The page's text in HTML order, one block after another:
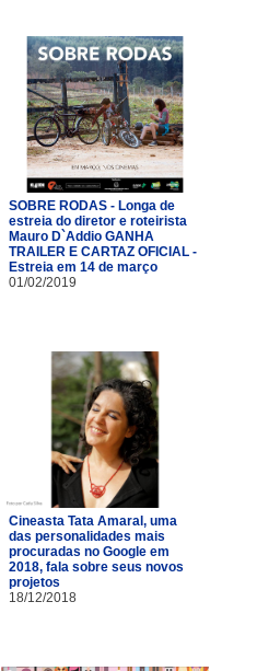
SOBRE RODAS - Longa de
estreia do diretor e roteirista
Mauro D`Addio GANHA
TRAILER E CARTAZ OFICIAL -
Estreia em 14 de março
01/02/2019
Cineasta Tata Amaral, uma
das personalidades mais
procuradas no Google em
2018, fala sobre seus novos
projetos
18/12/2018